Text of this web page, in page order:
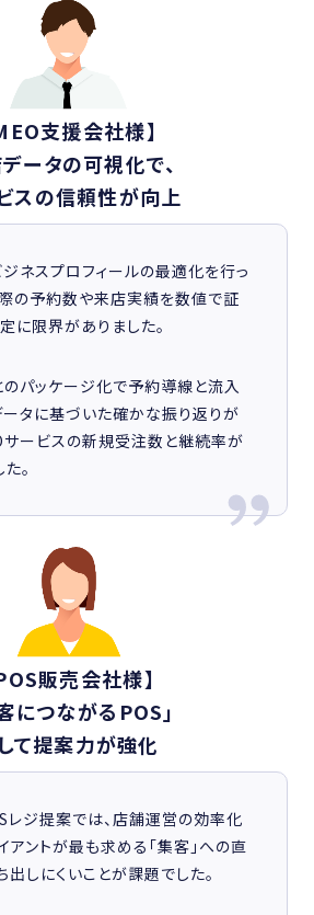
支援会社様】
ータの可視化で、
スの信頼性が向上
ネスプロフィールの最適化を行っ
際の予約数や来店実績を数値で証
に限界がありました。
のパッケージ化で予約導線と流入
ータに基づいた確かな振り返りが
サービスの新規受注数と継続率が
。
販売会社様】
につながるPOS」
て提案力が強化
レジ提案では、店舗運営の効率化
アントが最も求める「集客」への直
しにくいことが課題でした。